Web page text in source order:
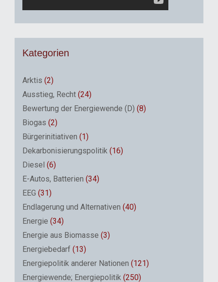
Kategorien
Arktis (2)
Ausstieg, Recht (24)
Bewertung der Energiewende (D) (8)
Biogas (2)
Bürgerinitiativen (1)
Dekarbonisierungspolitik (16)
Diesel (6)
E-Autos, Batterien (34)
EEG (31)
Endlagerung und Alternativen (40)
Energie (34)
Energie aus Biomasse (3)
Energiebedarf (13)
Energiepolitik anderer Nationen (121)
Energiewende; Energiepolitik (250)